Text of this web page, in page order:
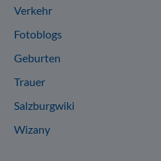
Verkehr
Fotoblogs
Geburten
Trauer
Salzburgwiki
Wizany